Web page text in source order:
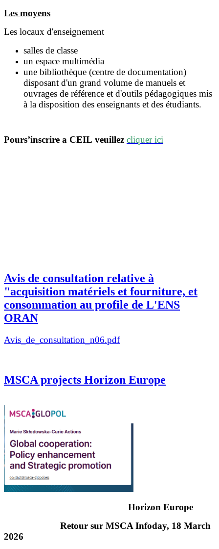
Les moyens
Les locaux d'enseignement
salles de classe
un espace multimédia
une bibliothèque (centre de documentation)
disposant d'un grand volume de manuels et
ouvrages de référence et d'outils pédagogiques mis
à la disposition des enseignants et des étudiants.
Pours’inscrire a CEIL veuillez cliquerici
Avis de consultation relative à
"acquisition matériels et fourniture, et
consommation au profile de L'ENS
ORAN
Avis_de_consultation_n06.pdf
MSCA projects Horizon Europe
Horizon Europe
Retour sur MSCA Infoday, 18 March
2026